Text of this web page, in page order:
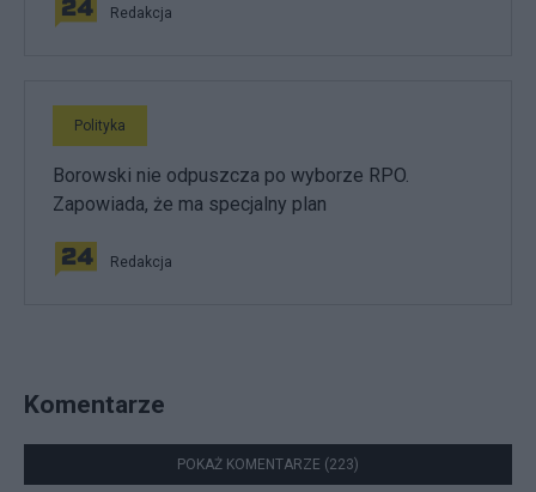
Redakcja
Polityka
Borowski nie odpuszcza po wyborze RPO.
Zapowiada, że ma specjalny plan
Redakcja
Komentarze
POKAŻ KOMENTARZE (223)